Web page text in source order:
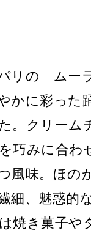
＜麻布台ヒ
催事出店の
リの「ムー
かに彩った
。クリーム
巧みに合わ
風味。ほの
細、魅惑的
焼き菓子や